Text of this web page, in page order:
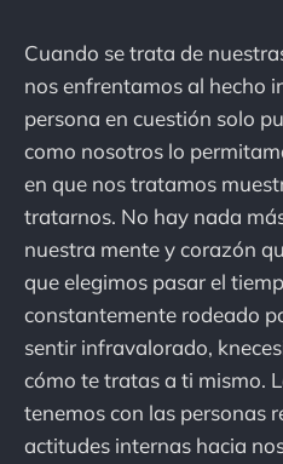
Cuando se trata de
nos enfrentamos al hecho
persona en cuestión solo
como nosotros lo
en que nos tratamos
tratarnos. No hay nada
nuestra mente y corazón
que elegimos pasar el
constantemente rodeado
sentir infravalorado,
cómo te tratas a ti mismo.
tenemos con las personas
actitudes internas hacia